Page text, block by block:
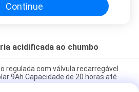
Continue
acidificada ao chumbo
regulada com válvula recarregável
9Ah Capacidade de 20 horas até